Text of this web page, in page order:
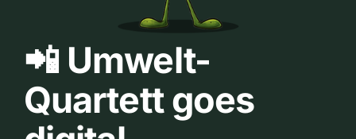
📲 Umwelt-
Quartett goes